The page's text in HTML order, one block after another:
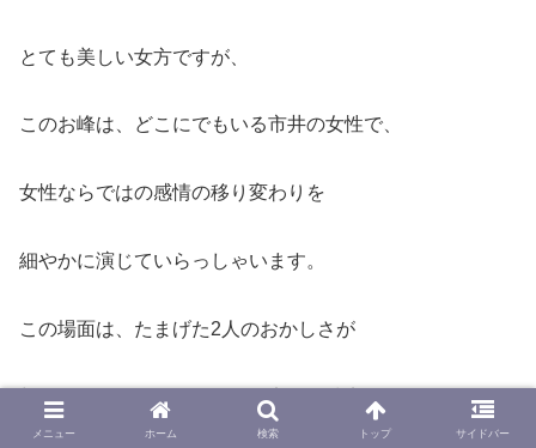
とても美しい女方ですが、
このお峰は、どこにでもいる市井の女性で、
女性ならではの感情の移り変わりを
細やかに演じていらっしゃいます。
この場面は、たまげた2人のおかしさが
想像だにしなかったことが現実とな武完驚きが、
メニュー ホーム 検索 トップ サイドバー